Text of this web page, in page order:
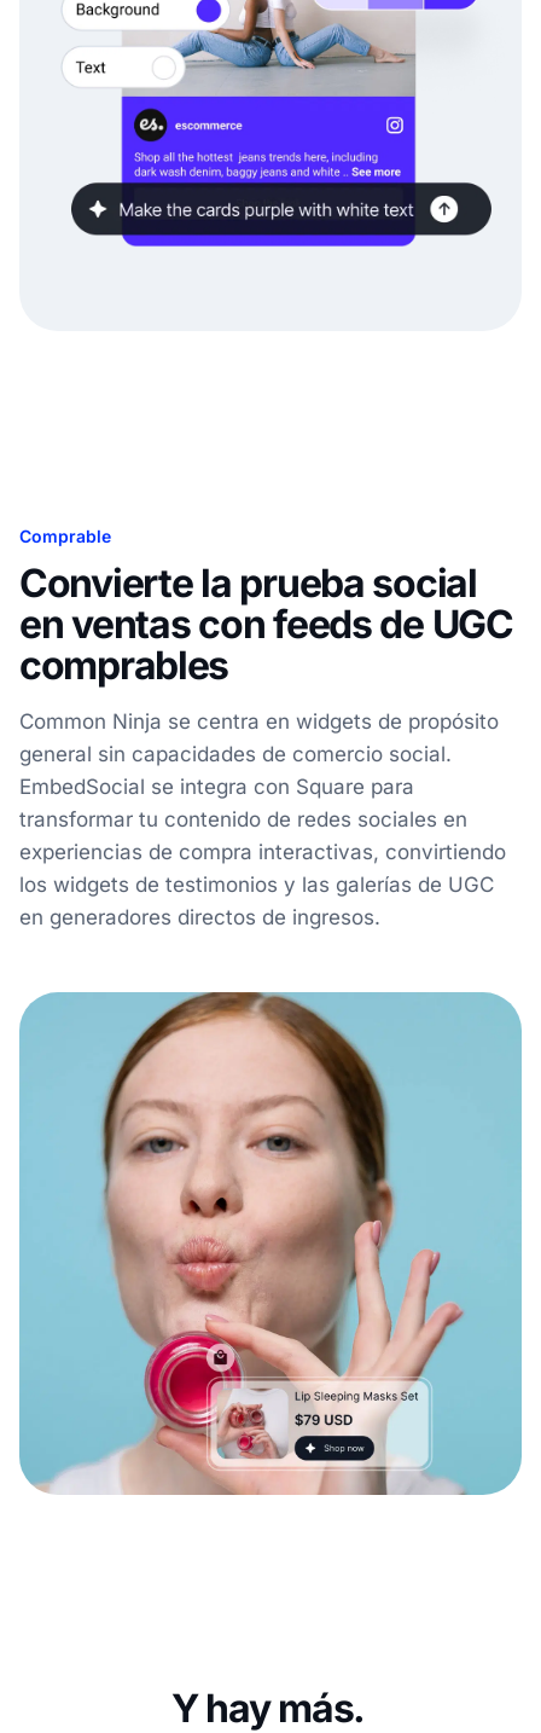
Comprable
Convierte la prueba social
en ventas con feeds de UGC
comprables
Common Ninja se centra en widgets de propósito
general sin capacidades de comercio social.
EmbedSocial se integra con Square para
transformar tu contenido de redes sociales en
experiencias de compra interactivas, convirtiendo
los widgets de testimonios y las galerías de UGC
en generadores directos de ingresos.
Y hay más.